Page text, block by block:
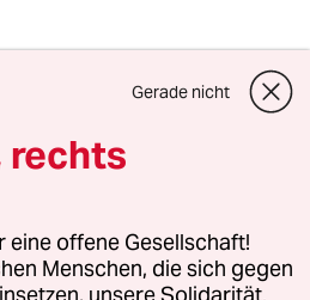
lieber Anarchist
ist nie gut, auch nicht für
Gerade nicht
rechts
offene Gesellschaft!
Menschen, die sich gegen